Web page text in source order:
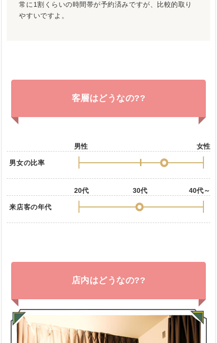
常に1割くらいの時間帯が予約済みですが、比較的取り
やすいですよ。
客層はどうなの??
男性 女性
男女の比率
20代 30代 40代～
来店客の年代
店内はどうなの??